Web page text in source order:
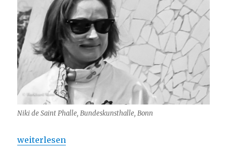
Niki de Saint Phalle, Bundeskunsthalle, Bonn
„Niki de Saint Phalle : Kunstpalast (Düsseldorf)“
weiterlesen